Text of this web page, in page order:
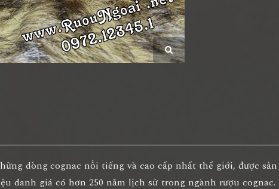
dòng cognac nổi tiếng và cao cấp nhất thế giới, được
danh giá có hơn 250 năm lịch sử trong ngành rượu cognac.